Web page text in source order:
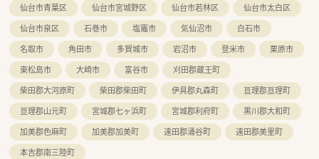
仙台市青葉区 仙台市宮城野区 仙台市若林区
仙台市太白区
仙台市泉区
石巻市 塩竈市 気仙沼市
白石市
名取市
角田市 多賀城市 岩沼市 登米市
栗原市
東松島市
大崎市 富谷市
刈田郡蔵王町
柴田郡大河原町
柴田郡柴田町 伊具郡丸森町
亘理郡亘理町
亘理郡山元町
宮城郡七ヶ浜町 宮城郡利府町
黒川郡大和町
加美郡色麻町
加美郡加美町 遠田郡涌谷町
遠田郡美里町
本吉郡南三陸町